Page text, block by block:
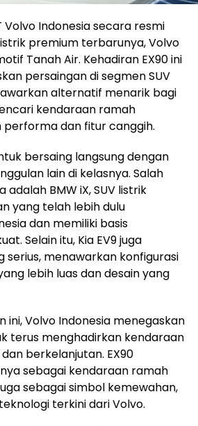
Volvo Indonesia secara resmi
premium terbarunya, Volvo
Tanah Air. Kehadiran EX90 ini
persaingan di segmen SUV
alternatif menarik bagi
kendaraan ramah
performa dan fitur canggih.
bersaing langsung dengan
lain di kelasnya. Salah
BMW iX, SUV listrik
yang telah lebih dulu
dan memiliki basis
Selain itu, Kia EV9 juga
serius, menawarkan konfigurasi
lebih luas dan desain yang
ini, Volvo Indonesia menegaskan
terus menghadirkan kendaraan
berkelanjutan. EX90
sebagai kendaraan ramah
sebagai simbol kemewahan,
terkini dari Volvo.